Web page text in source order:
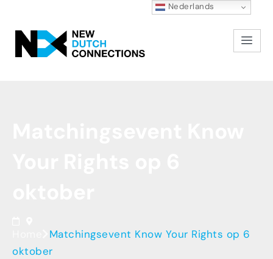
Matchingsevent Know Your Rights op 6
oktober
Nederlands